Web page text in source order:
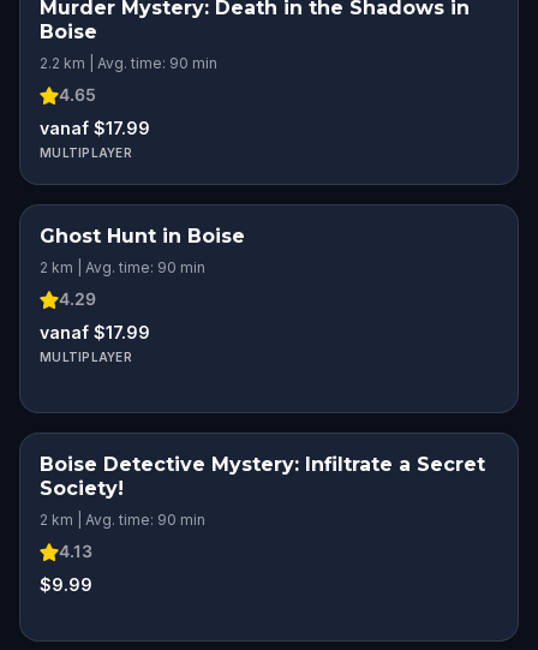
Murder Mystery: Death in the Shadows in
Boise
2.2 km | Avg. time: 90 min
4.65
vanaf $17.99
MULTIPLAYER
Ghost Hunt in Boise
2 km | Avg. time: 90 min
4.29
vanaf $17.99
MULTIPLAYER
Boise Detective Mystery: Infiltrate a Secret
Society!
2 km | Avg. time: 90 min
4.13
$9.99